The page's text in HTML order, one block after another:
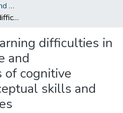
All Electronic Theses and Dissertations
Mathematical learning difficulties in Grade 1: the role and interrelatedness of cognitive processing, perceptual skills and numerical abilities
difficulties in
and
of cognitive
skills and